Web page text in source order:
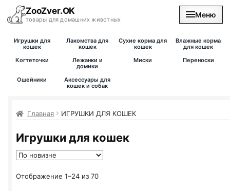
ZooZver.OK
товары для домашних животных
Меню
На главную
Игрушки для
кошек
Лакомства для
кошек
Сухие корма для
кошек
Влажные корма
для кошек
Когтеточки
Лежанки и
домики
Миски Переноски
Ошейники
Аксессуары для
кошек и собак
Главная ИГРУШКИ ДЛЯ КОШЕК
Игрушки для кошек
Отображение 1–24 из 70